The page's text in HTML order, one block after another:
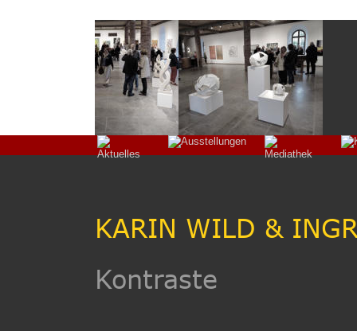
KARIN WILD &
Kontraste